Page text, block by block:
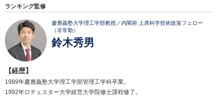
ランキング監修
慶應義塾大学理工学部教授／内閣府 上席科学技術政策フェロー
（非常勤）
鈴木秀男
【経歴】
1989年慶應義塾大学理工学部管理工学科卒業。
1992年ロチェスター大学経営大学院修士課程修了。